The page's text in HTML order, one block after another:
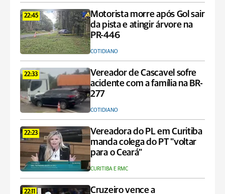
22:45
Motorista morre após Gol sair
da pista e atingir árvore na
PR-446
COTIDIANO
22:33
Vereador de Cascavel sofre
acidente com a família na BR-
277
COTIDIANO
22:23
Vereadora do PL em Curitiba
manda colega do PT "voltar
para o Ceará"
CURITIBA E RMC
22:11 Cruzeiro vence a